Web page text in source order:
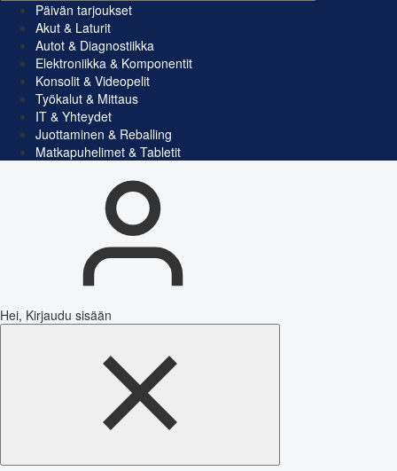
Päivän tarjoukset
Akut & Laturit
Autot & Diagnostiikka
Elektroniikka & Komponentit
Konsolit & Videopelit
Työkalut & Mittaus
IT & Yhteydet
Juottaminen & Reballing
Matkapuhelimet & Tabletit
Hei, Kirjaudu sisään